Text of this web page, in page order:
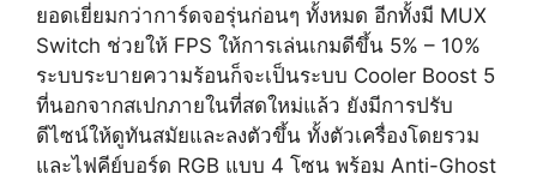
ยอดเยี่ยมกว่าการ์ดจอรุ่นก่อนๆ ทั้งหมด อีกทั้งมี MUX
Switch ช่วยให้ FPS ให้การเล่นเกมดีขึ้น 5% – 10%
ระบบระบายความร้อนก็จะเป็นระบบ Cooler Boost 5
ที่นอกจากสเปกภายในที่สดใหม่แล้ว ยังมีการปรับ
ดีไซน์ให้ดูทันสมัยและลงตัวขึ้น ทั้งตัวเครื่องโดยรวม
และไฟคีย์บอร์ด RGB แบบ 4 โซน พร้อม Anti-Ghost